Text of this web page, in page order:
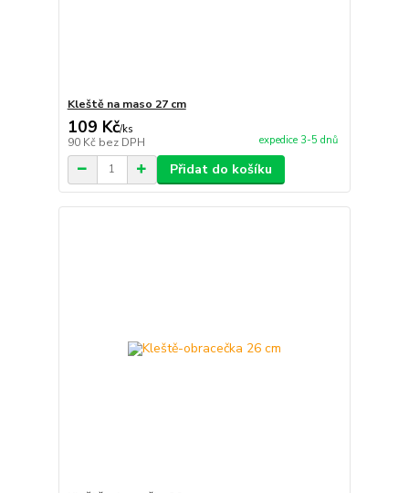
Kleště na maso 27 cm
109 Kč/ks
90 Kč bez DPH expedice 3-5 dnů
Přidat do košíku